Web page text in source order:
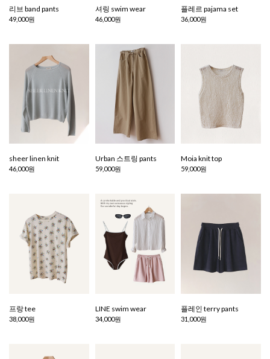
리브 band pants
49,000원
셔링 swim wear
46,000원
플레르 pajama set
36,000원
sheer linen knit
46,000원
Urban 스트링 pants
59,000원
Moia knit top
59,000원
프랑 tee
38,000원
LINE swim wear
34,000원
플레인 terry pants
31,000원